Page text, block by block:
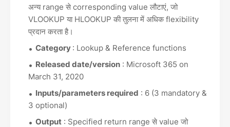
अन्य range से corresponding value लौटाएं, जो
VLOOKUP या HLOOKUP की तुलना में अधिक flexibility
प्रदान करता है।
Category : Lookup & Reference functions
Released date/version : Microsoft 365 on
March 31, 2020
Inputs/parameters required : 6 (3 mandatory &
3 optional)
Output : Specified return range से value जो